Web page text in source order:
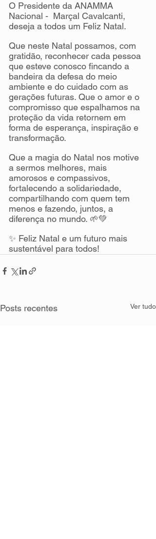
O Presidente da ANAMMA
Nacional -  Marçal Cavalcanti,
deseja a todos um Feliz Natal.
Que neste Natal possamos, com
gratidão, reconhecer cada pessoa
que esteve conosco fincando a
bandeira da defesa do meio
ambiente e do cuidado com as
gerações futuras. Que o amor e o
compromisso que espalhamos na
proteção da vida retornem em
forma de esperança, inspiração e
transformação.
Que a magia do Natal nos motive
a sermos melhores, mais
amorosos e compassivos,
fortalecendo a solidariedade,
compartilhando com quem tem
menos e fazendo, juntos, a
diferença no mundo. 🌱💚
✨ Feliz Natal e um futuro mais
sustentável para todos!
Posts recentes Ver tudo